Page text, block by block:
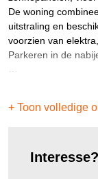
De woning
uitstraling en
voorzien van
Parkeren in de
Netjes afgewerkte
Begane grond:
+ Toon volledige
Interesse?